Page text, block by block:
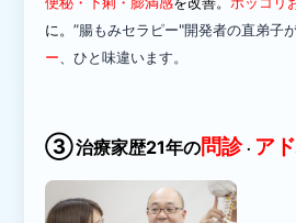
に。 ”腸もみセラピー"開発者の直弟子
ー 、ひと味違います。
③治療家歴21年の問診・ ア